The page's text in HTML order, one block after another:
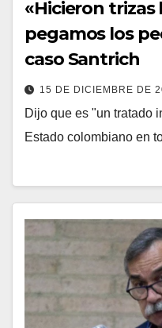
«Hicieron trizas
pegamos los
caso Santrich
15 DE DICIEMBRE DE
Dijo que es "un tratado
Estado colombiano en